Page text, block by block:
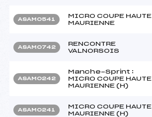
ASAM0541
MICRO COUPE HAUTE
MAURIENNE
ASAM0742
RENCONTRE
VALNORSOIS
ASAM0242
Manche-Sprint :
MICRO COUPE HAUTE
MAURIENNE (H)
ASAM0241
MICRO COUPE HAUTE
MAURIENNE (H)